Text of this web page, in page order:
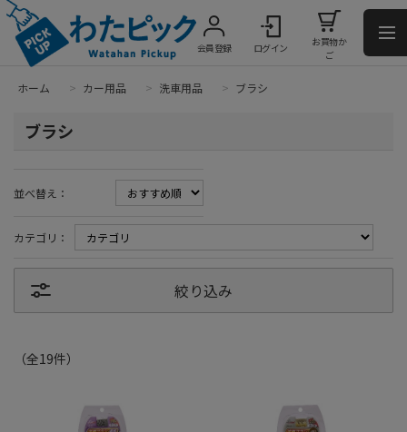
会員登録 ログイン
お買物か
ご
ホーム > カー用品 > 洗車用品 > ブラシ
ブラシ
並べ替え：
カテゴリ：
絞り込み
（全19件）